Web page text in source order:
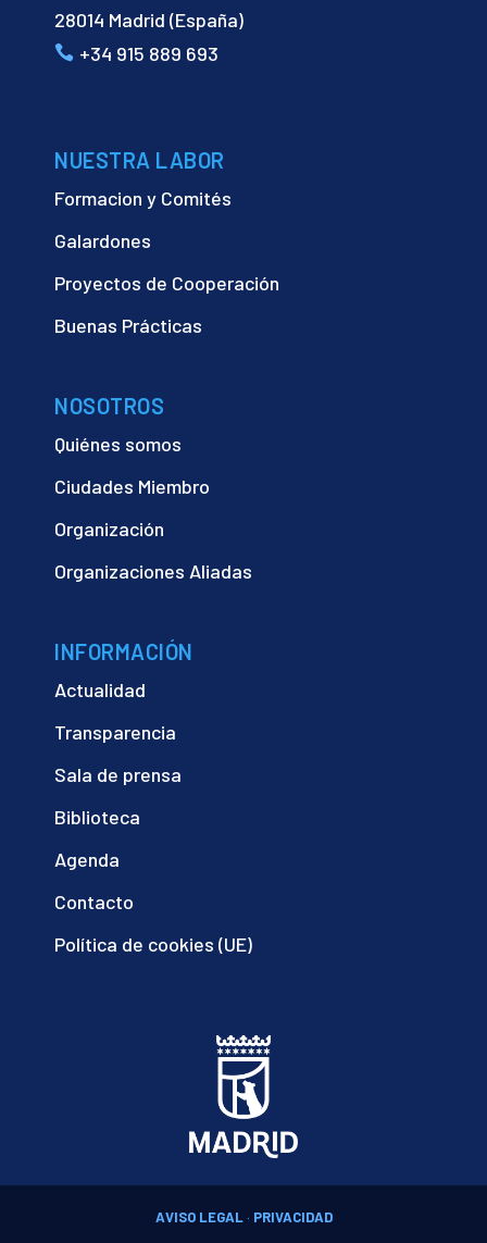
28014 Madrid (España)
+34 915 889 693
NUESTRA LABOR
Formacion y Comités
Galardones
Proyectos de Cooperación
Buenas Prácticas
NOSOTROS
Quiénes somos
Ciudades Miembro
Organización
Organizaciones Aliadas
INFORMACIÓN
Actualidad
Transparencia
Sala de prensa
Biblioteca
Agenda
Contacto
Política de cookies (UE)
AVISO LEGAL· PRIVACIDAD